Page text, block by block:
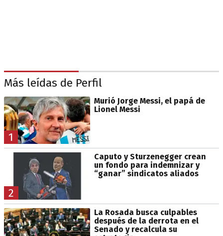
Más leídas de Perfil
1
Murió Jorge Messi, el papá de
Lionel Messi
2
Caputo y Sturzenegger crean
un fondo para indemnizar y
“ganar” sindicatos aliados
La Rosada busca culpables
después de la derrota en el
Senado y recalcula su